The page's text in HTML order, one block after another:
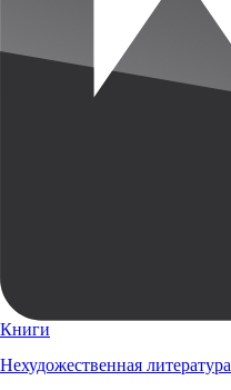
Книги
Нехудожественная литература